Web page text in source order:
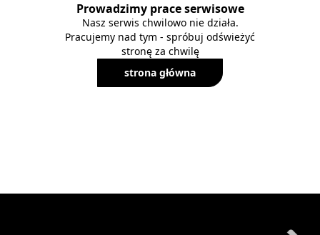
Prowadzimy prace serwisowe
Nasz serwis chwilowo nie działa.
Pracujemy nad tym - spróbuj odświeżyć
stronę za chwilę
strona główna